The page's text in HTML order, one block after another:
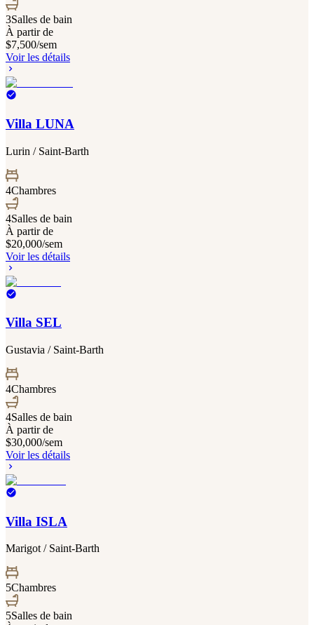
3Salles de bain
À partir de
$7,500/sem
Voir les détails
Villa LUNA
Lurin / Saint-Barth
4Chambres
4Salles de bain
À partir de
$20,000/sem
Voir les détails
Villa SEL
Gustavia / Saint-Barth
4Chambres
4Salles de bain
À partir de
$30,000/sem
Voir les détails
Villa ISLA
Marigot / Saint-Barth
5Chambres
5Salles de bain